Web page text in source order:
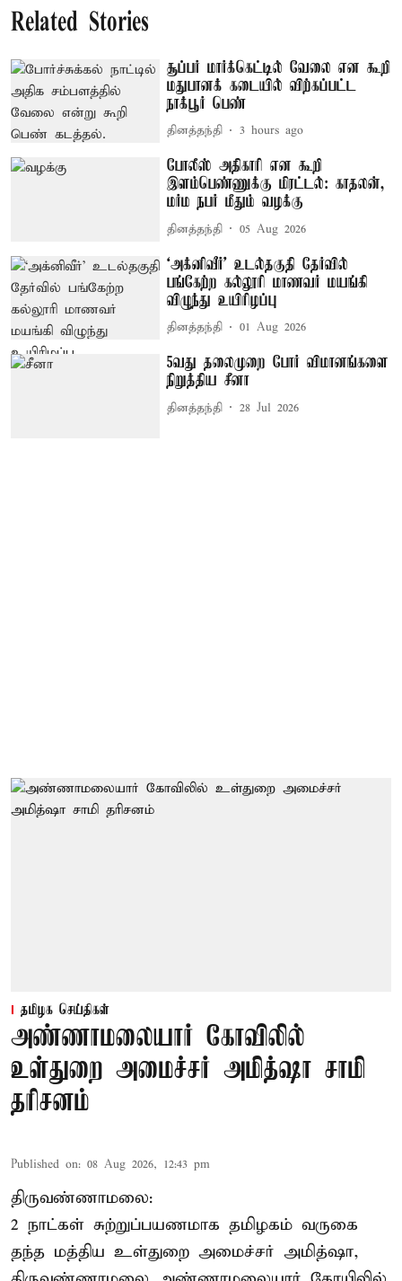
Related Stories
சூப்பர் மார்க்கெட்டில் வேலை என கூறி
மதுபானக் கடையில் விற்கப்பட்ட
நாக்பூர் பெண்
தினத்தந்தி 3 hours ago
போலீஸ் அதிகாரி என கூறி
இளம்பெண்ணுக்கு மிரட்டல்: காதலன்,
மர்ம நபர் மீதும் வழக்கு
தினத்தந்தி 05 Aug 2026
‘அக்னிவீர்' உடல்தகுதி தேர்வில்
பங்கேற்ற கல்லூரி மாணவர் மயங்கி
விழுந்து உயிரிழப்பு
தினத்தந்தி 01 Aug 2026
5வது தலைமுறை போர் விமானங்களை
நிறுத்திய சீனா
தினத்தந்தி 28 Jul 2026
தமிழக செய்திகள்
அண்ணாமலையார் கோவிலில்
உள்துறை அமைச்சர் அமித்ஷா சாமி
தரிசனம்
Published on: 08 Aug 2026, 12:43 pm
திருவண்ணாமலை:
2 நாட்கள் சுற்றுப்பயணமாக தமிழகம் வருகை
தந்த மத்திய உள்துறை அமைச்சர் அமித்ஷா,